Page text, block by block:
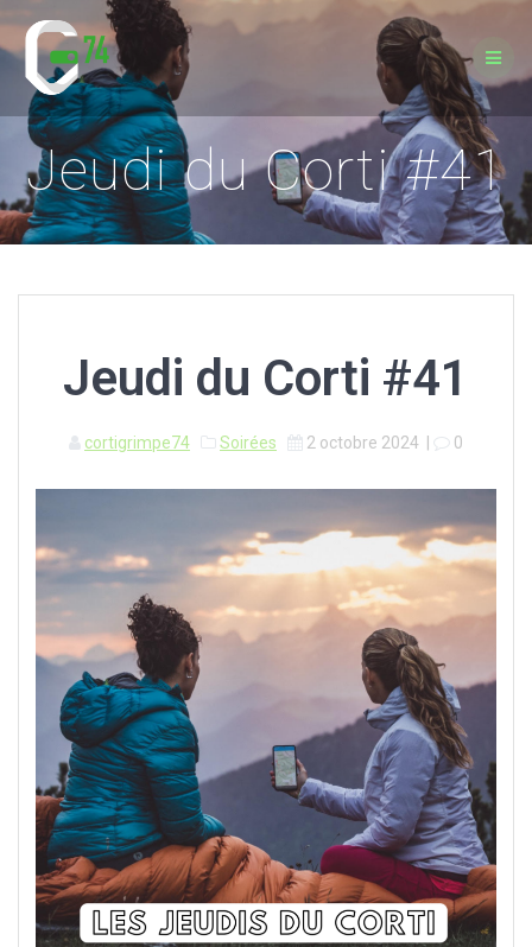
Jeudi du Corti #41
Jeudi du Corti #41
cortigrimpe74 Soirées 2 octobre 2024 0